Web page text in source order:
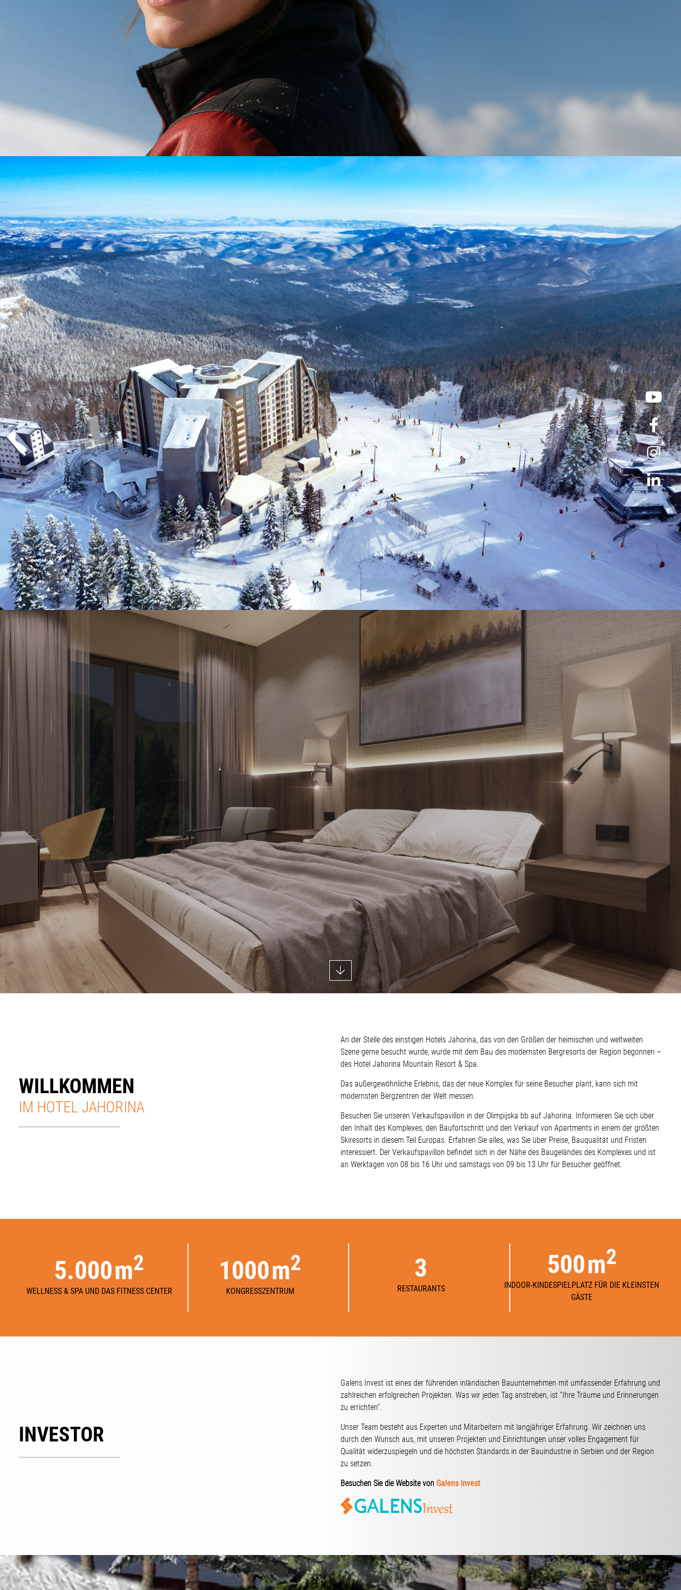
WILLKOMMEN
IM HOTEL JAHORINA
An der Stelle des einstigen Hotels Jahorina, das von den Größen der heimischen und weltweiten
Szene gerne besucht wurde, wurde mit dem Bau des modernsten Bergresorts der Region begonnen –
des Hotel Jahorina Mountain Resort & Spa.
Das außergewöhnliche Erlebnis, das der neue Komplex für seine Besucher plant, kann sich mit
modernsten Bergzentren der Welt messen.
Besuchen Sie unseren Verkaufspavillon in der Olimpijska bb auf Jahorina. Informieren Sie sich über
den Inhalt des Komplexes, den Baufortschritt und den Verkauf von Apartments in einem der größten
Skiresorts in diesem Teil Europas. Erfahren Sie alles, was Sie über Preise, Bauqualität und Fristen
interessiert. Der Verkaufspavillon befindet sich in der Nähe des Baugeländes des Komplexes und ist
an Werktagen von 08 bis 16 Uhr und samstags von 09 bis 13 Uhr für Besucher geöffnet.
5.000m2
WELLNESS & SPA UND DAS FITNESS CENTER
1000m2
KONGRESSZENTRUM
3
RESTAURANTS
500m2
INDOOR-KINDESPIELPLATZ FÜR DIE KLEINSTEN
GÄSTE
INVESTOR
Galens Invest ist eines der führenden inländischen Bauunternehmen mit umfassender Erfahrung und
zahlreichen erfolgreichen Projekten. Was wir jeden Tag anstreben, ist ”Ihre Träume und Erinnerungen
zu errichten”.
Unser Team besteht aus Experten und Mitarbeitern mit langjähriger Erfahrung. Wir zeichnen uns
durch den Wunsch aus, mit unseren Projekten und Einrichtungen unser volles Engagement für
Qualität widerzuspiegeln und die höchsten Standards in der Bauindustrie in Serbien und der Region
zu setzen.
Besuchen Sie die Website von Galens Invest